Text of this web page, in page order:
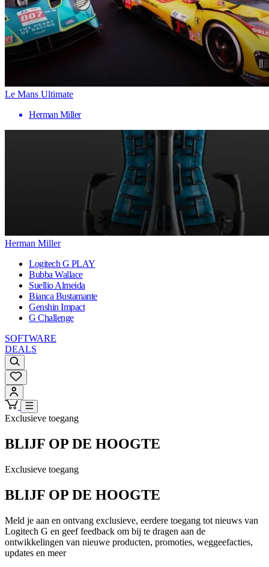
Le Mans Ultimate
Herman Miller
Herman Miller
Logitech G PLAY
Bubba Wallace
Suellio Almeida
Bianca Bustamante
Genshin Impact
G Challenge
SOFTWARE
DEALS
Exclusieve toegang
BLIJF OP DE HOOGTE
Exclusieve toegang
BLIJF OP DE HOOGTE
Meld je aan en ontvang exclusieve, eerdere toegang tot nieuws van
Logitech G en geef feedback om bij te dragen aan de
ontwikkelingen van nieuwe producten, promoties, weggeefacties,
updates en meer